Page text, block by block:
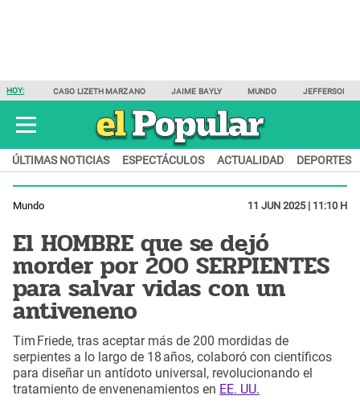
HOY: CASO LIZETH MARZANO JAIME BAYLY MUNDO JEFFERSON
ÚLTIMAS NOTICIAS ESPECTÁCULOS ACTUALIDAD DEPORTES
Mundo 11 JUN 2025 | 11:10 H
El HOMBRE que se dejó
morder por 200 SERPIENTES
para salvar vidas con un
antiveneno
Tim Friede, tras aceptar más de 200 mordidas de
serpientes a lo largo de 18 años, colaboró con científicos
para diseñar un antídoto universal, revolucionando el
tratamiento de envenenamientos en EE. UU.